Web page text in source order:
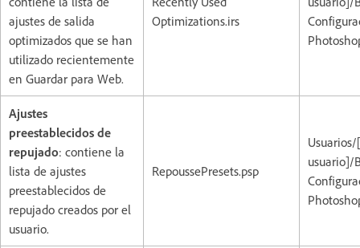
ajustes de salida
optimizados que se han
utilizado recientemente
en Guardar para Web.
Optimizations.irs
Ajustes
preestablecidos de
repujado: contiene la
lista de ajustes
preestablecidos de
repujado creados por el
usuario.
RepoussePresets.psp
usuario]/